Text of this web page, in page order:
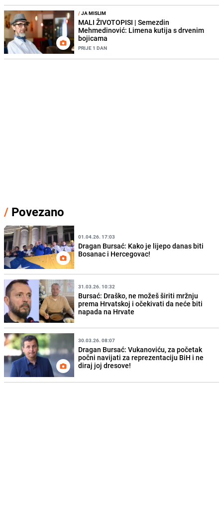
/JA MISLIM
MALI ŽIVOTOPISI | Semezdin
Mehmedinović: Limena kutija s drvenim
bojicama
PRIJE 1 DAN
/ Povezano
01.04.26. 17:03
Dragan Bursać: Kako je lijepo danas biti
Bosanac i Hercegovac!
31.03.26. 10:32
Bursać: Draško, ne možeš širiti mržnju
prema Hrvatskoj i očekivati da neće biti
napada na Hrvate
30.03.26. 08:07
Dragan Bursać: Vukanoviću, za početak
počni navijati za reprezentaciju BiH i ne
diraj joj dresove!